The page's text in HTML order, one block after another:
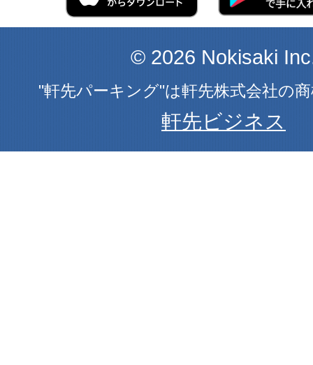
© 2026 Nokisaki
"軒先パーキング"は軒先株式会社の
軒先ビジネス